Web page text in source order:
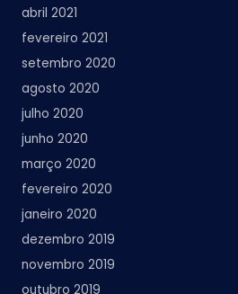
abril 2021
fevereiro 2021
setembro 2020
agosto 2020
julho 2020
junho 2020
março 2020
fevereiro 2020
janeiro 2020
dezembro 2019
novembro 2019
outubro 2019